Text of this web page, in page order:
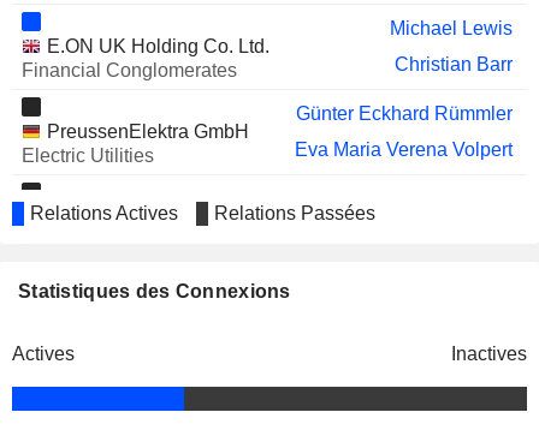
AG
Marion Helmes
Marc Koebernick
E.ON UK Holding Co. Ltd.
Financial Conglomerates
Michael Lewis
Christian Barr
PreussenElektra GmbH
Electric Utilities
Günter Eckhard Rümmler
Eva Maria Verena Volpert
E.ON New Build &
Dienstleistungsgewerkschaft
Immo Schlepper
Keith Martin
Relations Actives Relations Passées
Statistiques des Connexions
Actives Inactives